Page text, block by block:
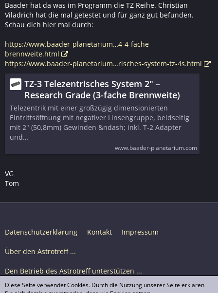
Baader hat da was im Programm die TZ Reihe. Christian
Viladrich hat die mal getestet und für ganz gut befunden.
Schau dich hier mal durch:
https://www.baader-planetarium…4-4-fache-
brennweite.html
https://www.baader-planetarium…risches-system-tz-4s.html
TZ-3 Telezentrisches System 2" –
Research Grade (3-fache Brennweite)
Telezentrik mit einer großzügig dimensionierten
Eintrittsöffnung mit negativer Linsengruppe, beidseitig
mit 2" (50,8mm) Gewinden &ndash; inkl. T-2 Adapter
und…
www.baader-planetarium.com
VG
Tom
Datenschutzerklärung Kontakt Impressum
Über den Astrotreff ...
Den Betrieb des Astrotreff unterstützen ...
Nutzungsbedingungen
Diese Seite verwendet Cookies. Durch die Nutzung unserer Seite erklären